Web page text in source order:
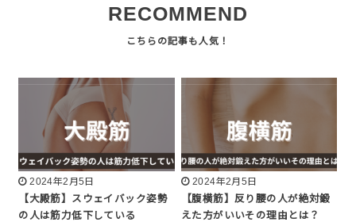
RECOMMEND
2024年2月5日
【大殿筋】スウェイバック姿勢
の人は筋力低下している
2024年2月5日
【腹横筋】反り腰の人が絶対鍛
えた方がいいその理由とは？